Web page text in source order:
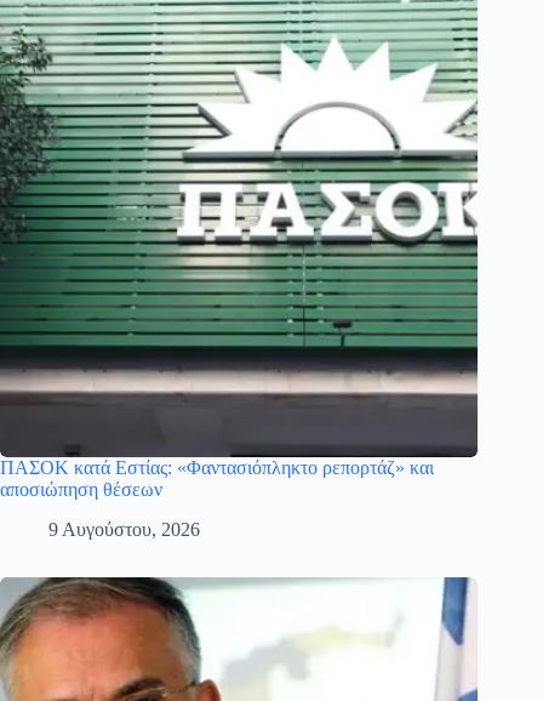
ΠΑΣΟΚ κατά Εστίας: «Φαντασιόπληκτο ρεπορτάζ» και
αποσιώπηση θέσεων
9 Αυγούστου, 2026